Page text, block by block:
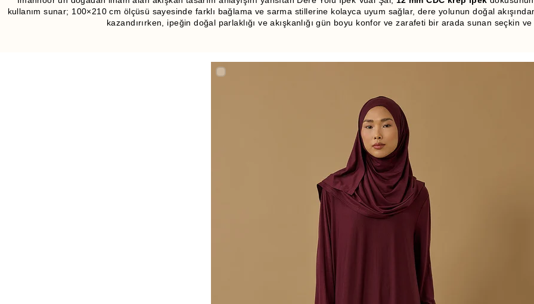
kullanım sunar; 100×210 cm ölçüsü sayesinde farklı bağlama ve sarma stillerine kolayca uyum sağlar, dere yolunun doğal
kazandırırken, ipeğin doğal parlaklığı ve akışkanlığı gün boyu konfor ve zarafeti bir arada sunan seçkin